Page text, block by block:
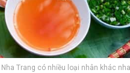
Trang có nhiều loại nhân khác